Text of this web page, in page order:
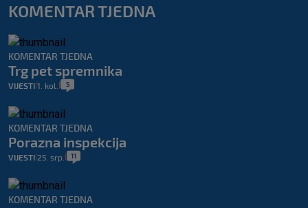
KOMENTAR TJEDNA
KOMENTAR TJEDNA
Trg pet spremnika
VIJESTI 1. kol. 5
KOMENTAR TJEDNA
Porazna inspekcija
VIJESTI 25. srp. 11
KOMENTAR TJEDNA